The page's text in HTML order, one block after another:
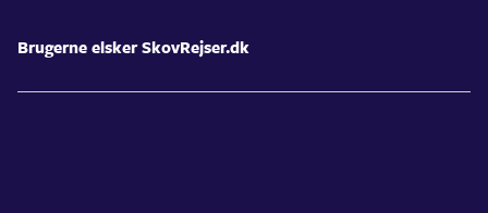
Brugerne elsker SkovRejser.dk